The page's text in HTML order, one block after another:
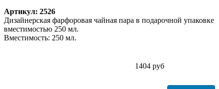
Артикул: 2526
Дизайнерская фарфоровая чайная пара в подарочной упаковке
вместимостью 250 мл.
Вместимость: 250 мл.
1404 руб